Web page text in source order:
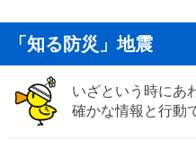
「知る防災」地震
いざという時にあ
確かな情報と行動